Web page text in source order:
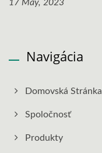
17 May, 2023
Navigácia
Domovská Stránka
Spoločnosť
Produkty